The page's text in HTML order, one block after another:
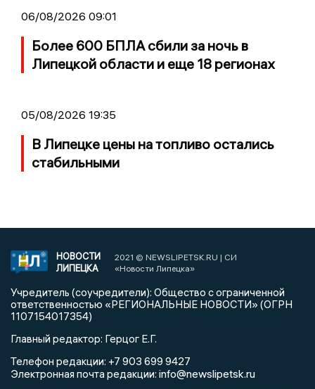
06/08/2026 09:01
Более 600 БПЛА сбили за ночь в
Липецкой области и еще 18 регионах
05/08/2026 19:35
В Липецке цены на топливо остались
стабильными
НОВОСТИ
ЛИПЕЦКА
2021 © NEWSLIPETSK.RU | СИ
«Новости Липецка»
Учредитель (соучредители): Общество с ограниченной
ответственностью «РЕГИОНАЛЬНЫЕ НОВОСТИ» (ОГРН
1107154017354)
Главный редактор: Герцог Е.Г.
Телефон редакции: +7 903 699 9427
Электронная почта редакции: info@newslipetsk.ru